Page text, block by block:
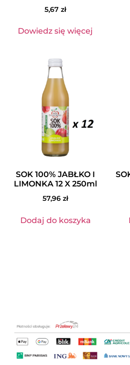
5,67 zł
Dowiedz się więcej
SOK 100% JABŁKO I
LIMONKA 12 X 250ml
57,96 zł
Dodaj do koszyka